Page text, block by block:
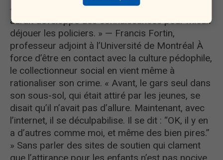
« écoles du crime ». « Le collectionneur “social”
aurait développé des connaissances pour mieux
déjouer les policiers. » — Francis Fortin,
professeur adjoint à l’Université de Montréal À
force d’être en contact avec la culture pédophile,
le collectionneur social en vient même à
rationaliser son crime. « Avant, le gars seul dans
son sous-sol, qui était attiré par les jeunes, se
disait qu’il n’avait pas d’allure. Maintenant, avec
l’internet, il se déculpabilise. Il se dit : “OK, il y en
a d’autres comme moi, et même des bien pires.”
» Sans parler des sites de soutien qui clament